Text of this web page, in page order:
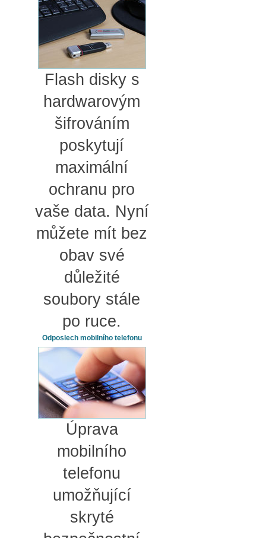
Flash disky s
hardwarovým
šifrováním
poskytují
maximální
ochranu pro
vaše data. Nyní
můžete mít bez
obav své
důležité
soubory stále
po ruce.
Odposlech mobilního telefonu
Úprava
mobilního
telefonu
umožňující
skryté